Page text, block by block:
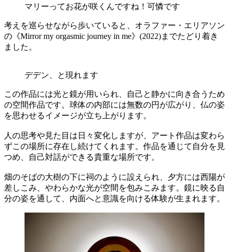
マリーってお花が咲くんですね！可憐です
考えを巡らせながら歩いていると、オラファー・エリアソン
の《Mirror my orgasmic journey in me》(2022)までたどり着き
ました。
デデン、と現れます
この作品には光と鏡が用いられ、自己と静かに向き合うため
の空間作品です。球体の内部には無数の円が広がり、仏の姿
を思わせるイメージが立ち上がります。
人の思考や見た目は日々変化しますが、アート作品は変わら
ずこの場所に存在し続けてくれます。作品を通じて自分を見
つめ、自己対話ができる貴重な場所です。
畑のそばの大樹の下に祠のように設えられ、夕方には西陽が
差しこみ、やわらかな光が空間を包みこみます。鏡に映る自
分の姿を通して、内面へと意識を向ける体験が生まれます。